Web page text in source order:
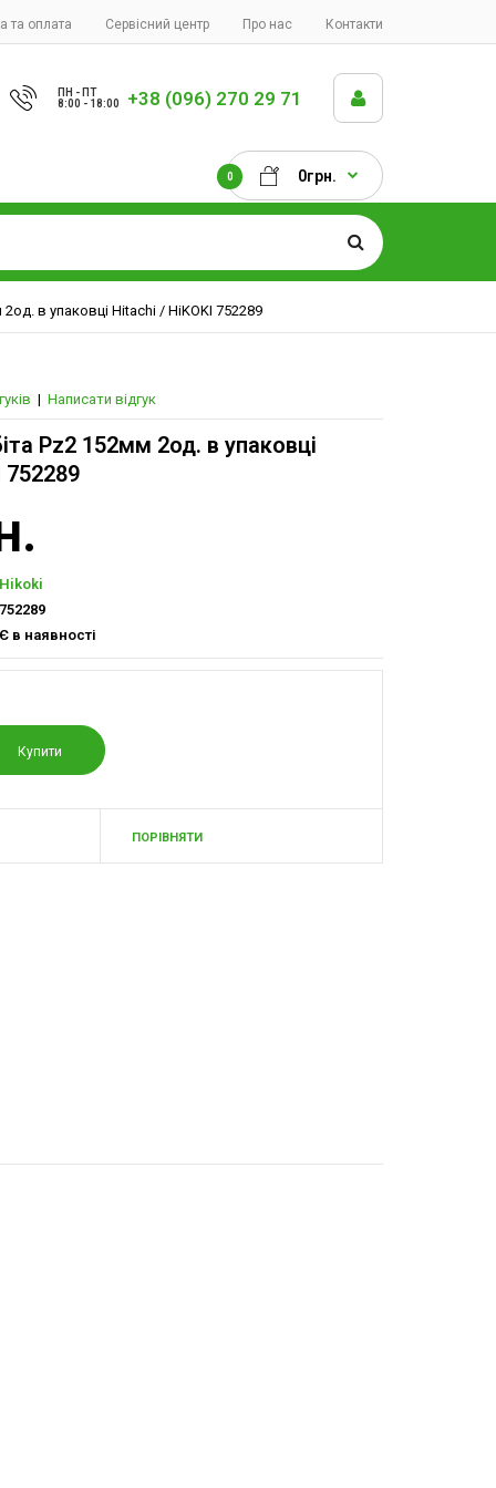
та оплата Сервісний центр Про нас Контакти
ПН - ПТ
8:00 - 18:00
+38 (096) 270 29 71
0 0грн.
в упаковці Hitachi / HiKOKI 752289
| Написати відгук
Pz2 152мм 2од. в упаковці
752289
Hikoki
752289
Є в наявності
ПОРІВНЯТИ